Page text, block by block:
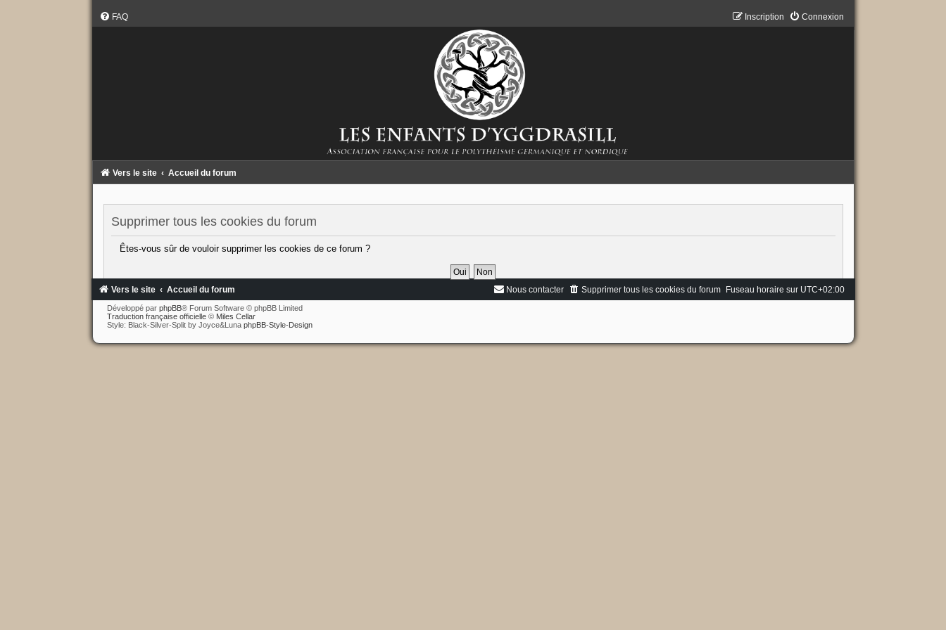
FAQ Connexion
Inscription
Vers le site Accueil du forum
Supprimer tous les cookies du forum
Êtes-vous sûr de vouloir supprimer les cookies de ce forum ?
Vers le site Accueil du forum Fuseau horaire sur UTC+02:00
Supprimer tous les cookies du forum
Nous contacter
Développé par phpBB® Forum Software © phpBB Limited
Traduction française officielle© Miles Cellar
Style: Black-Silver-Split by Joyce&Luna phpBB-Style-Design